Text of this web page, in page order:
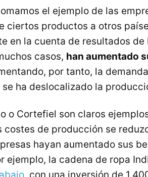
el ejemplo de las
ciertos productos a otros
en la cuenta de resultados
casos, han aumentado
por tanto, la
ha deslocalizado la
o Cortefiel son claros
costes de producción se
hayan aumentado sus
ejemplo, la cadena de ropa